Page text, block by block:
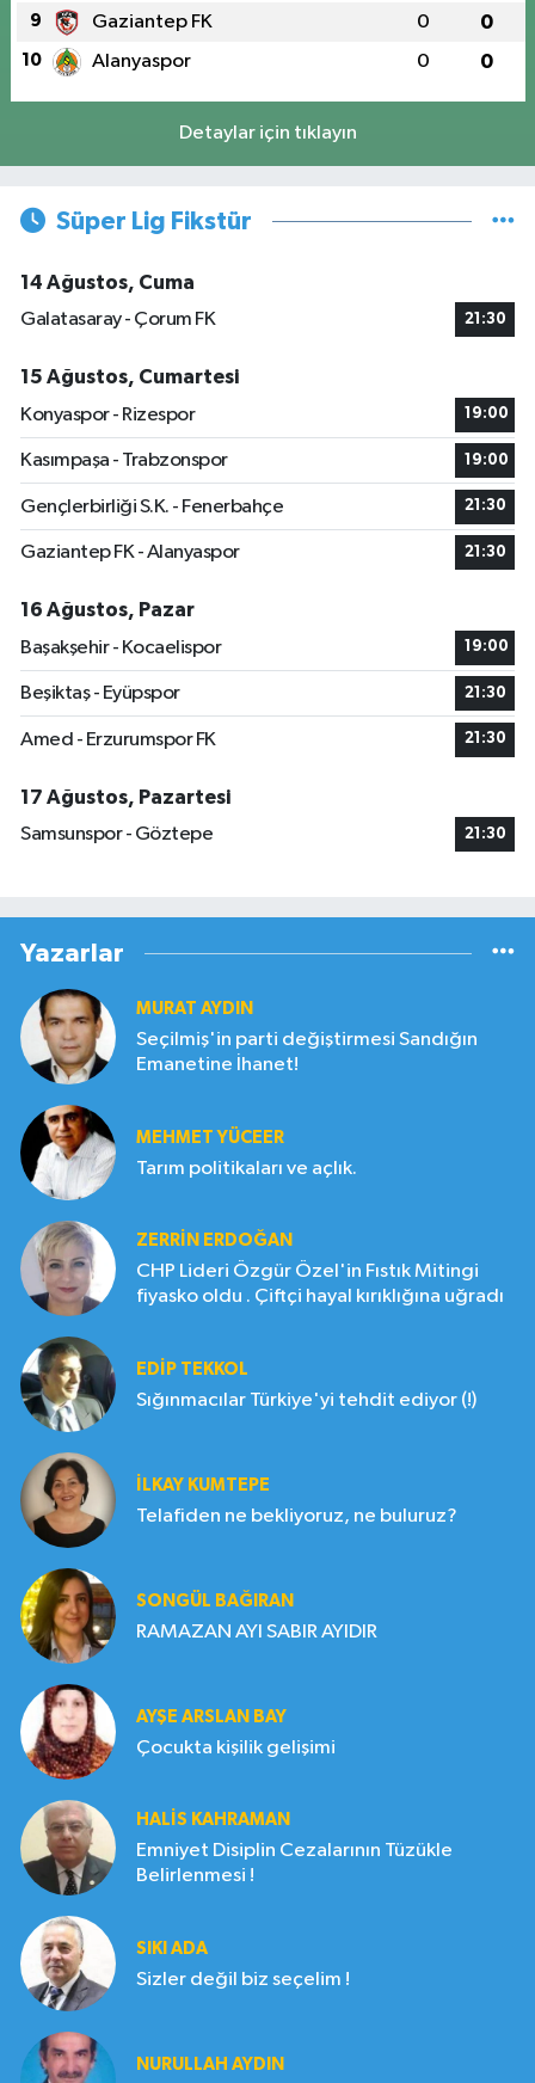
9 Gaziantep FK 0 0
10 Alanyaspor 0 0
Detaylar için tıklayın
Süper Lig Fikstür
14 Ağustos, Cuma
Galatasaray - Çorum FK
21:30
15 Ağustos, Cumartesi
Konyaspor - Rizespor
19:00
Kasımpaşa - Trabzonspor 19:00
Gençlerbirliği S.K. - Fenerbahçe 21:30
Gaziantep FK - Alanyaspor 21:30
16 Ağustos, Pazar
Başakşehir - Kocaelispor
19:00
Beşiktaş - Eyüpspor 21:30
Amed - Erzurumspor FK 21:30
17 Ağustos, Pazartesi
Samsunspor - Göztepe
21:30
Yazarlar
MURAT AYDIN
Seçilmiş'in parti değiştirmesi Sandığın
Emanetine İhanet!
MEHMET YÜCEER
Tarım politikaları ve açlık.
ZERRIN ERDOĞAN
CHP Lideri Özgür Özel'in Fıstık Mitingi
fiyasko oldu . Çiftçi hayal kırıklığına uğradı
EDIP TEKKOL
Sığınmacılar Türkiye'yi tehdit ediyor (!)
İLKAY KUMTEPE
Telafiden ne bekliyoruz, ne buluruz?
SONGÜL BAĞIRAN
RAMAZAN AYI SABIR AYIDIR
AYŞE ARSLAN BAY
Çocukta kişilik gelişimi
HALIS KAHRAMAN
Emniyet Disiplin Cezalarının Tüzükle
Belirlenmesi !
SIKI ADA
Sizler değil biz seçelim !
NURULLAH AYDIN